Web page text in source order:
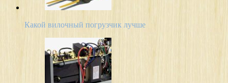
Какой вилочный погрузчик лучше